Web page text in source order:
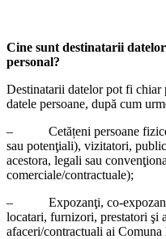
Cine sunt destinatarii
personal?
Destinatarii datelor pot fi chiar
datele persoane, după cum
– Cetățeni persoane fizice
sau potenţiali), vizitatori,
acestora, legali sau
comerciale/contractuale);
– Expozanţi, co-expozanţi,
locatari, furnizori, prestatori şi
afaceri/contractuali ai